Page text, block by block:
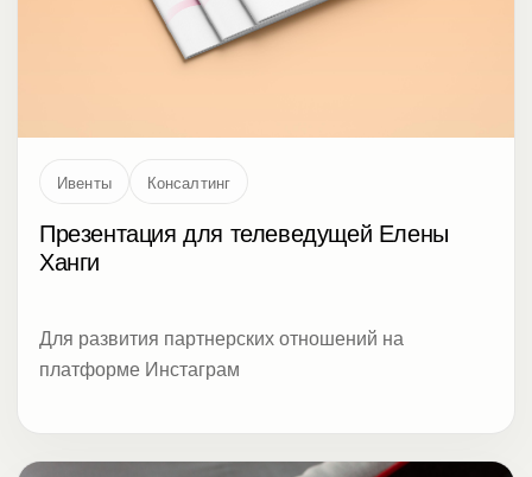
Ивенты Консалтинг
Презентация для телеведущей Елены
Ханги
Для развития партнерских отношений на
платформе Инстаграм